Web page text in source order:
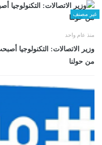
غير مصنف
منذ عام واحد
وزير الاتصالات: التكنولوجيا
من حولنا